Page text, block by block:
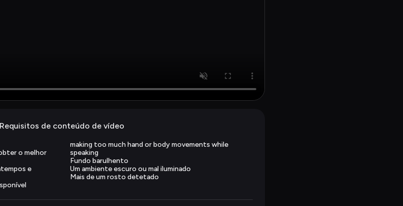
Requisitos de conteúdo de vídeo
o melhor
e
making too much hand or body movements while
speaking
Fundo barulhento
Um ambiente escuro ou mal iluminado
Mais de um rosto detetado